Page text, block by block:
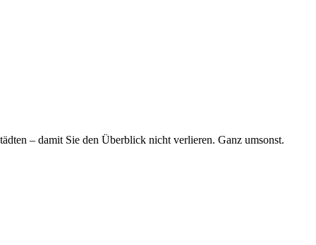
– damit Sie den Überblick nicht verlieren. Ganz umsonst.